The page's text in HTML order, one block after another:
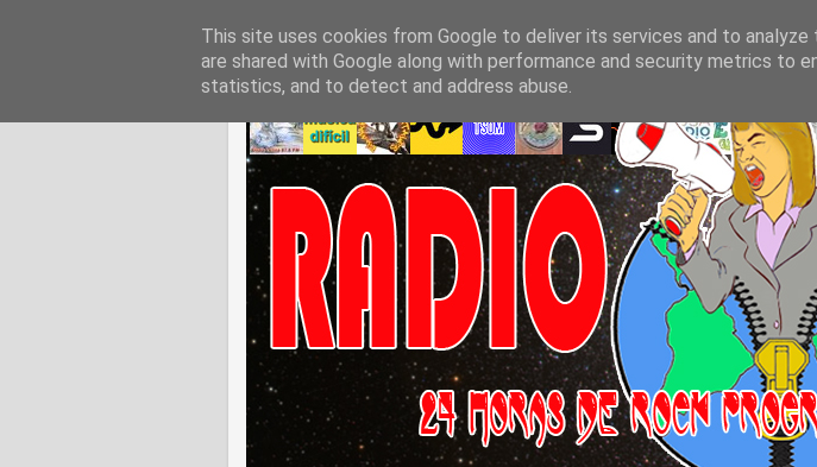
This site uses cookies from Google to deliver its services and to analyze
are shared with Google along with performance and security metrics to
statistics, and to detect and address abuse.